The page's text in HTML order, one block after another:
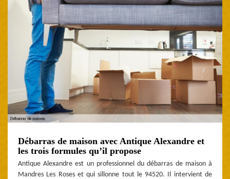
Débarras de maison avec Antique Alexandre et
les trois formules qu’il propose
Antique Alexandre est un professionnel du débarras de maison à
Mandres Les Roses et qui sillonne tout le 94520. Il intervient de